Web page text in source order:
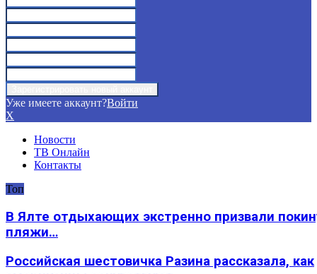
Уже имеете аккаунт?Войти
X
Новости
ТВ Онлайн
Контакты
Топ
В Ялте отдыхающих экстренно призвали
пляжи…
Российская шестовичка Разина рассказала, как